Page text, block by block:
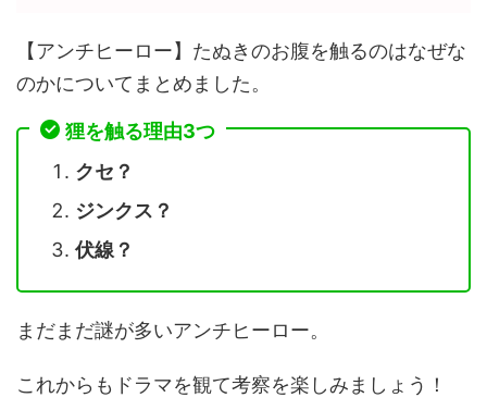
【アンチヒーロー】たぬきのお腹を触るのはなぜな
のかについてまとめました。
狸を触る理由3つ
クセ？
ジンクス？
伏線？
まだまだ謎が多いアンチヒーロー。
これからもドラマを観て考察を楽しみましょう！